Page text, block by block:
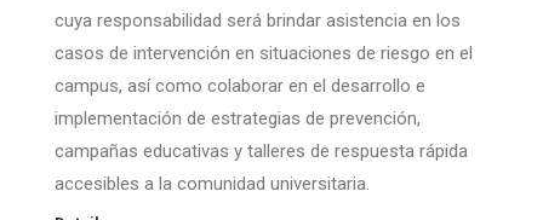
cuya responsabilidad será brindar asistencia en los
casos de intervención en situaciones de riesgo en el
campus, así como colaborar en el desarrollo e
implementación de estrategias de prevención,
campañas educativas y talleres de respuesta rápida
accesibles a la comunidad universitaria.